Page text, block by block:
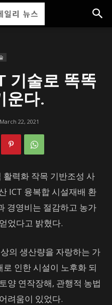
기술로 똑똑
운다.
March 22, 2021
력화 작목 기반조성 사
ICT 융복합 시설재배 환
경영비는 절감하고 농가
었다고 밝혔다.
의 생산량을 자랑하는 가
인한 시설이 노후화 되
양 연작장해, 관행적 농법
려움이 있었다.